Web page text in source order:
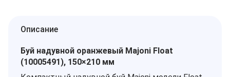
Описание
Буй надувной оранжевый Majoni Float
(10005491), 150×210 мм